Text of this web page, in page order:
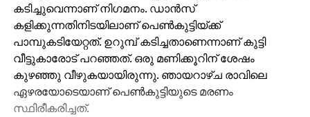
കടിച്ചുവെന്നാണ് നിഗമനം. ഡാന്‍സ്
കളിക്കുന്നതിനിടയിലാണ് പെണ്‍കുട്ടിയ്ക്ക്
പാമ്പുകടിയേറ്റത്. ഉറുമ്പ് കടിച്ചതാണെന്നാണ് കുട്ടി
വീട്ടുകാരോട് പറഞ്ഞത്. ഒരു മണിക്കൂറിന് ശേഷം
കുഴഞ്ഞു വീഴുകയായിരുന്നു. ഞായറാഴ്ച രാവിലെ
ഏഴരയോടെയാണ് പെണ്‍കുട്ടിയുടെ മരണം
സ്ഥിരീകരിച്ചത്.